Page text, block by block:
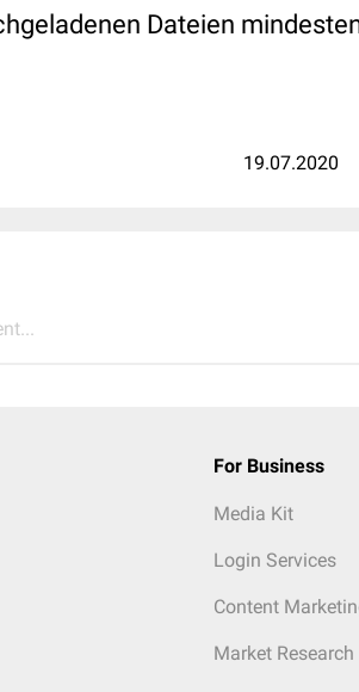
Dateien
19.07.2020
For Business
Media Kit
Login Services
Content
Market Research